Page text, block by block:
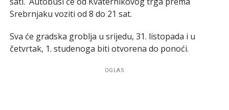
Srebrnjaku voziti od 8 do 21 sat.
Sva će gradska groblja u srijedu, 31. listopada i u
četvrtak, 1. studenoga biti otvorena do ponoći.
OGLAS